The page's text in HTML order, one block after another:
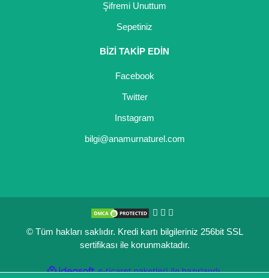
Şifremi Unuttum
Sepetiniz
BİZİ TAKİP EDİN
Facebook
Twitter
Instagram
bilgi@anamurnaturel.com
© Tüm hakları saklıdır. Kredi kartı bilgileriniz 256bit SSL
sertifikası ile korunmaktadır.
ideasoft e- ile